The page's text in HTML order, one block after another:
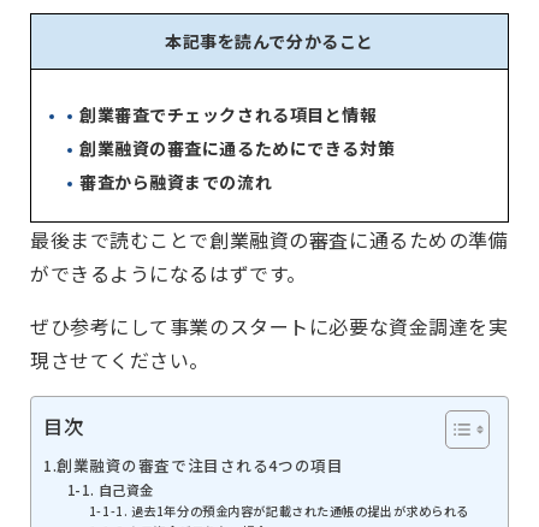
本記事を読んで分かること
創業審査でチェックされる項目と情報
創業融資の審査に通るためにできる対策
審査から融資までの流れ
最後まで読むことで創業融資の審査に通るための準備
ができるようになるはずです。
ぜひ参考にして事業のスタートに必要な資金調達を実
現させてください。
目次
1.創業融資の審査で注目される4つの項目
1-1. 自己資金
1-1-1. 過去1年分の預金内容が記載された通帳の提出が求められる